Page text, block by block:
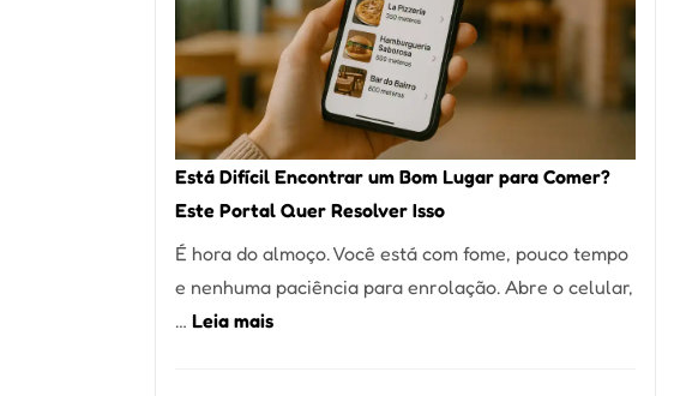
encontrar
e
como
reservar
em
São
Está Difícil Encontrar um Bom Lugar para Comer?
Este Portal Quer Resolver Isso
É hora do almoço. Você está com fome, pouco tempo
e nenhuma paciência para enrolação. Abre o celular,
… Leia mais: